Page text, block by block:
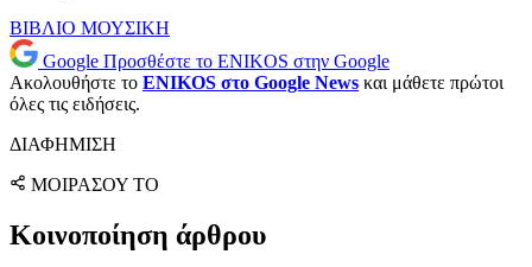
ΒΙΒΛΙΟ ΜΟΥΣΙΚΗ
Google Προσθέστε το ENIKOS στην Google
Ακολουθήστε το ENIKOS στο Google News και μάθετε πρώτοι
όλες τις ειδήσεις.
ΔΙΑΦΗΜΙΣΗ
ΜΟΙΡΑΣΟΥ ΤΟ
Κοινοποίηση άρθρου